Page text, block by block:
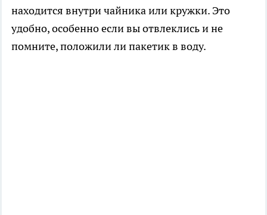
находится внутри чайника или кружки. Это
удобно, особенно если вы отвлеклись и не
помните, положили ли пакетик в воду.